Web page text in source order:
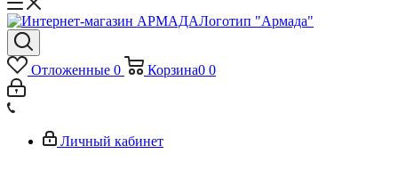
Логотип "Армада"
Отложенные 0 Корзина0 0
Личный кабинет